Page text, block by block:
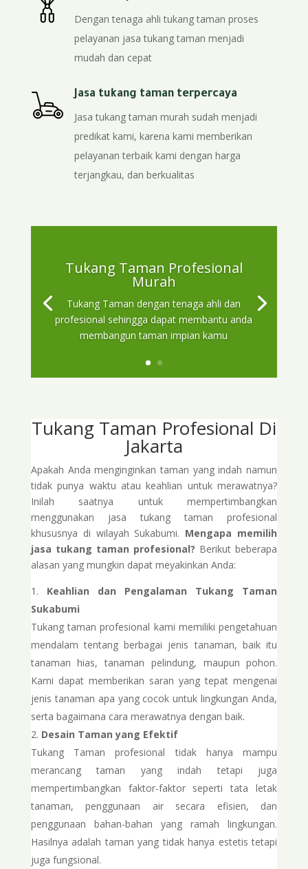
Dengan tenaga ahli tukang taman proses
pelayanan jasa tukang taman menjadi
mudah dan cepat
Jasa tukang taman terpercaya
Jasa tukang taman murah sudah menjadi
predikat kami, karena kami memberikan
pelayanan terbaik kami dengan harga
terjangkau, dan berkualitas
Tukang Taman Profesional
Murah
Tukang Taman dengan tenaga ahli dan
profesional sehingga dapat membantu anda
membangun taman impian kamu
Tukang Taman Profesional Di
Jakarta
Apakah Anda menginginkan taman yang indah namun
tidak punya waktu atau keahlian untuk merawatnya?
Inilah saatnya untuk mempertimbangkan
menggunakan jasa tukang taman profesional
khususnya di wilayah Sukabumi. Mengapa memilih
jasa tukang taman profesional? Berikut beberapa
alasan yang mungkin dapat meyakinkan Anda:
Keahlian dan Pengalaman Tukang Taman
Sukabumi
Tukang taman profesional kami memiliki pengetahuan
mendalam tentang berbagai jenis tanaman, baik itu
tanaman hias, tanaman pelindung, maupun pohon.
Kami dapat memberikan saran yang tepat mengenai
jenis tanaman apa yang cocok untuk lingkungan Anda,
serta bagaimana cara merawatnya dengan baik.
Desain Taman yang Efektif
Tukang Taman profesional tidak hanya mampu
merancang taman yang indah tetapi juga
mempertimbangkan faktor-faktor seperti tata letak
tanaman, penggunaan air secara efisien, dan
penggunaan bahan-bahan yang ramah lingkungan.
Hasilnya adalah taman yang tidak hanya estetis tetapi
juga fungsional.